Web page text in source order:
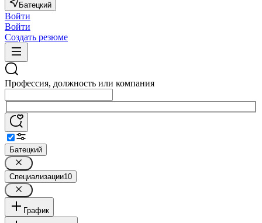
Батецкий
Войти
Войти
Создать резюме
Профессия, должность или компания
Батецкий
Специализации10
График